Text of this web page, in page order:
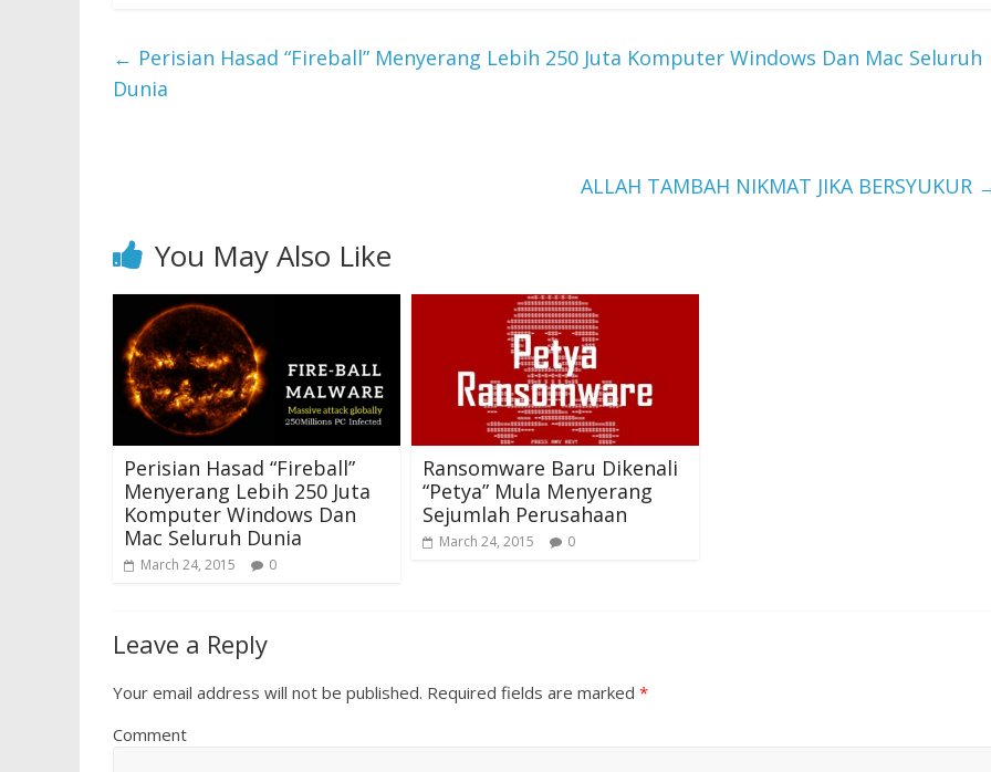
← Perisian Hasad “Fireball” Menyerang Lebih 250 Juta Komputer Windows Dan Mac Seluruh
Dunia
ALLAH TAMBAH NIKMAT JIKA BERSYUKUR
You May Also Like
Perisian Hasad “Fireball”
Menyerang Lebih 250 Juta
Komputer Windows Dan
Mac Seluruh Dunia
March 24, 2015 0
Ransomware Baru Dikenali
“Petya” Mula Menyerang
Sejumlah Perusahaan
March 24, 2015 0
Leave a Reply
Your email address will not be published. Required fields are marked *
Comment